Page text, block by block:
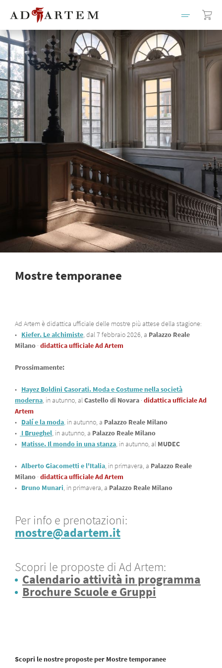
Mostre temporanee
Ad Artem è didattica ufficiale delle mostre più attese della stagione:
• Kiefer. Le alchimiste, dal 7 febbraio 2026, a Palazzo Reale
Milano · didattica ufficiale Ad Artem
Prossimamente:
• Hayez Boldini Casorati. Moda e Costume nella società
moderna, in autunno, alCastello di Novara · didattica ufficiale Ad
Artem
• Dalí e la moda, in autunno, a Palazzo Reale Milano
• I Brueghel, in autunno, a Palazzo Reale Milano
• Matisse. Il mondo in una stanza, in autunno, al MUDEC
• Alberto Giacometti e l'Italia, in primavera, a Palazzo Reale
Milano · didattica ufficiale Ad Artem
• Bruno Munari, in primavera, a Palazzo Reale Milano
Per info e prenotazioni:
mostre@adartem.it
Scopri le proposte di Ad Artem:
Calendario attività in programma
Brochure Scuole e Gruppi
Scopri le nostre proposte per Mostre temporanee